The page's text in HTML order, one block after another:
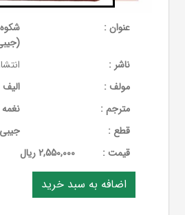
عنوان :
ناشر :
مولف :
مترجم :
قطع :
جیبی
قيمت :
2,550,000 ریال